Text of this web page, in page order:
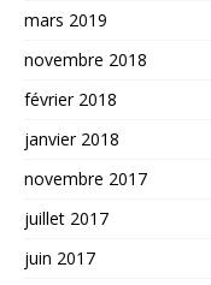
mars 2019
novembre 2018
février 2018
janvier 2018
novembre 2017
juillet 2017
juin 2017